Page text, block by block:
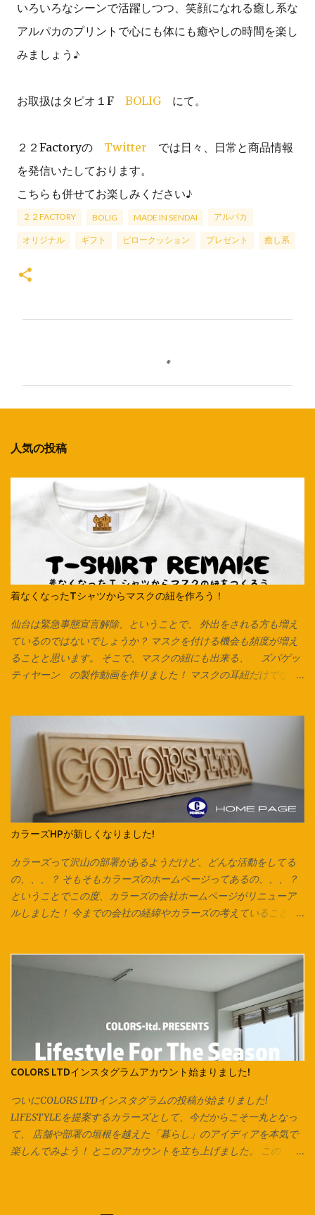
いろいろなシーンで活躍しつつ、笑顔になれる癒し系な
アルパカのプリントで心にも体にも癒やしの時間を楽し
みましょう♪
お取扱はタピオ１F BOLIG にて。
２２Factoryの Twitter では日々、日常と商品情報
を発信いたしております。
こちらも併せてお楽しみください♪
２２FACTORY BOLIG MADE IN SENDAI アルパカ
オリジナル ギフト ピロークッション プレゼント 癒し系
人気の投稿
着なくなったTシャツからマスクの紐を作ろう！
仙台は緊急事態宣言解除、ということで、 外出をされる方も増え
ているのではないでしょうか？ マスクを付ける機会も頻度が増え
ることと思います。 そこで、マスクの紐にも出来る、 ズパゲッ
ティヤーン の製作動画を作りました！ マスクの耳紐だけでな
うにそのまま裁断できます。 脇で縫い合わせてあるTシャツ、カッ
トソーで作る場合は縫い合わせ箇所を切り落としてから始めま
す。 カットソーを横にして、下の画像の方向でハサミを入れてい
きます。 ※向きを間違えると伸縮が弱くなるのでご注意ください。
今回はマスク紐なので1cmほどの幅で裁断していますが、 市販の
ズパゲッティヤーンのように太めの紐にしたいときは2cm～2.5cm
くらいの幅がおすすめです。 紐にしたら今回はマスク紐なので、
輪で切り出した紐を2箇所で切り、 2本のひもにしています。 長い
ズパゲッティヤーンにする場合は1箇所だけ切り、 長い1本をつく
り、更につなげていきます。 今回は紐通しの代わりに安全ピンを
使用しています。 他にも通し穴の大きさ次第ではヘアピンやボー
は各店スタッフまで。 オリジナル商品は Instagram でもお楽
しみ頂けます。 Facebook でも商品情報を発信いたしておりま
す。 併せてお楽しみください♪ 新しくカラーズカタログが出来ま
した‼ 各店の商品はこちらからCHECK → Colors Catalog
カラーズHPが新しくなりました!
カラーズって沢山の部署があるようだけど、どんな活動をしてる
の、、、？ そもそもカラーズのホームページってあるの、、、？
ということでこの度、カラーズの会社ホームページがリニューア
ルしました！ 今までの会社の経緯やカラーズの考えていること、
は、随時更新されていきますので、チェックしてみてください♪
様々な事が急速に変化していくこんな時代だからこそ、 継続的に
カラーズとしての思いや熱量を伝える事を もっと大切にしていき
たいと思っています。 会社としての動きをホームページ上でも感
じてもらうことで、 今まで以上にどんどん輪が拡がっていくよう
な、 そんなきっかけのひとつになることを願って。 「絵は、口ほ
どにものをいう」をコンセプトにした社長のブログも、 今までに
ーツや、 デザインに込められた想いなども綴られています。 詳し
くは、最新号のGO ROUNDの「最近注目していること」のコーナ
ーをご覧ください♪ カラーズ会社ホームページはコチラ↓↓↓
https://colorstown.co.jp/ 改めてよろしくお願い致します。 ご相
COLORS LTDインスタグラムアカウント始まりました!
ついにCOLORS LTDインスタグラムの投稿が始まりました!
LIFESTYLEを提案するカラーズとして、今だからこそ一丸となっ
て、 店舗や部署の垣根を越えた「暮らし」のアイディアを本気で
楽しんでみよう！ とこのアカウントを立ち上げました。 この